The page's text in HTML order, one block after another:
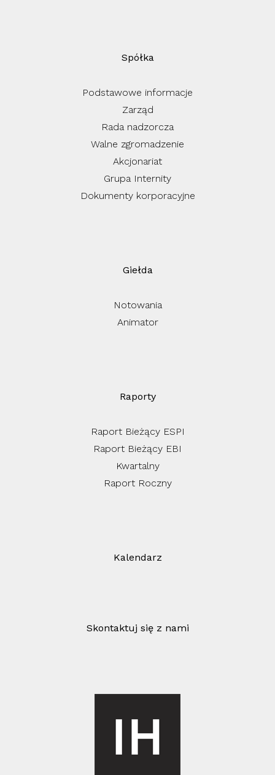
Spółka
Podstawowe informacje
Zarząd
Rada nadzorcza
Walne zgromadzenie
Akcjonariat
Grupa Internity
Dokumenty korporacyjne
Giełda
Notowania
Animator
Raporty
Raport Bieżący ESPI
Raport Bieżący EBI
Kwartalny
Raport Roczny
Kalendarz
Skontaktuj się z nami